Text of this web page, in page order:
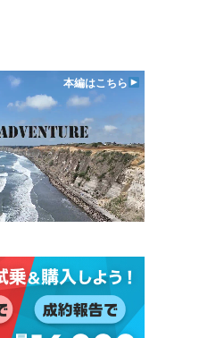
本編はこちら